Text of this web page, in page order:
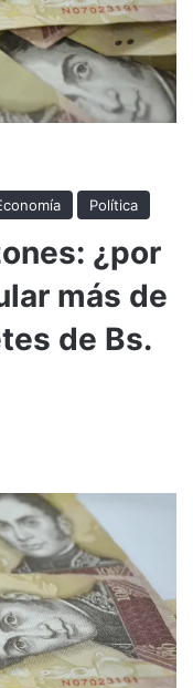
Política
¿por
más de
de Bs.